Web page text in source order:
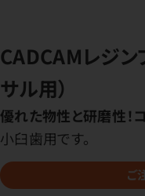
CADCAMレジ
サル用）
優れた物性と研磨性！
小臼歯用です。
ご